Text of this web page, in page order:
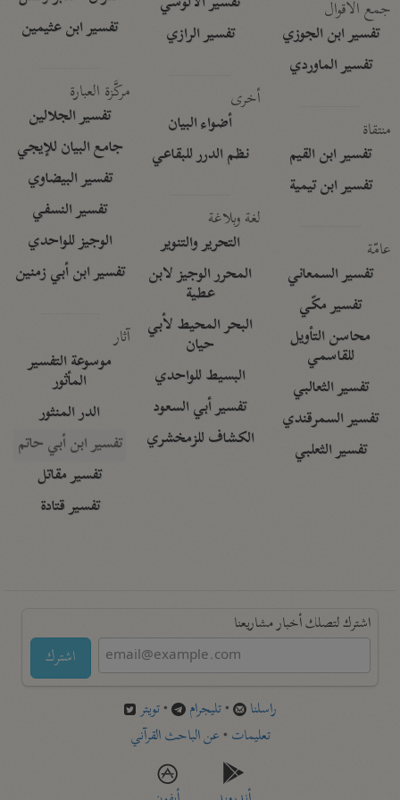
جمع الأقوال
تفسير ابن الجوزي
تفسير الماوردي
منتقاة
تفسير ابن القيم
تفسير ابن تيمية
عامّة
تفسير السمعاني
تفسير مكّي
محاسن التأويل
للقاسمي
تفسير الثعالبي
تفسير السمرقندي
تفسير الثعلبي
تفسير الرازي
أخرى
أضواء البيان
نظم الدرر للبقاعي
لغة وبلاغة
التحرير والتنوير
المحرر الوجيز لابن
عطية
البحر المحيط لأبي
حيان
البسيط للواحدي
تفسير أبي السعود
الكشاف للزمخشري
تفسير ابن عثيمين
مركَّزة العبارة
تفسير الجلالين
جامع البيان للإيجي
تفسير البيضاوي
تفسير النسفي
الوجيز للواحدي
تفسير ابن أبي زمنين
آثار
موسوعة التفسير
المأثور
الدر المنثور
تفسير ابن أبي حاتم
تفسير مقاتل
تفسير قتادة
اشترك لتصلك أخبار مشاريعنا
اشترك
راسلنا •تليجرام •تويتر
تعليمات •عن الباحث القرآني